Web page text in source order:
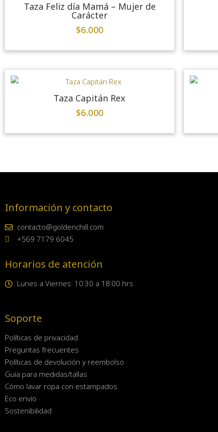
Taza Feliz día Mamá – Mujer de
Carácter
$6.000
Taza Capitán Rex
$6.000
Información y contacto
contacto@goldenchill.com
+569 7179 6045
Horarios de atención
Lunes a Viernes: 10:30 a 18:00 hrs
Soporte
Políticas de privacidad
Preguntas frecuentes
Políticas de devolución y reembolso
Guía para medidas/tallas
Cómo lavar ropa con estampados
Eco envío
Sostenibilidad